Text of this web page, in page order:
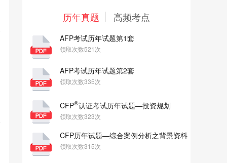
历年真题 高频考点
AFP考试历年试题第1套
领取次数521次
AFP考试历年试题第2套
领取次数335次
CFP®认证考试历年试题—投资规划
领取次数323次
CFP历年试题—综合案例分析之背景资料
领取次数315次